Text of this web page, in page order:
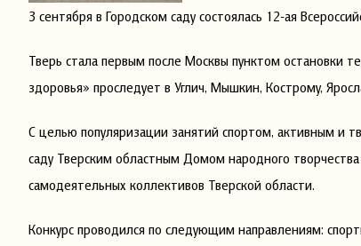
3 сентября в Городском саду состоялась 12-ая
Тверь стала первым после Москвы пунктом
здоровья» проследует в Углич, Мышкин, Кострому,
С целью популяризации занятий спортом, активным и
саду Тверским областным Домом народного
самодеятельных коллективов Тверской области.
Конкурс проводился по следующим направлениям: